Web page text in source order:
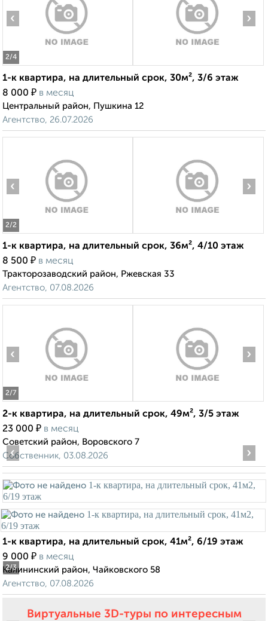
2/4
‹ ›
1-к квартира, на длительный срок, 30м², 3/6 этаж
8 000 ₽ в месяц
Центральный район, Пушкина 12
Агентство, 26.07.2026
2/2
‹ ›
1-к квартира, на длительный срок, 36м², 4/10 этаж
8 500 ₽ в месяц
Тракторозаводский район, Ржевская 33
Агентство, 07.08.2026
2/7
‹ ›
2-к квартира, на длительный срок, 49м², 3/5 этаж
23 000 ₽ в месяц
Советский район, Воровского 7
Собственник, 03.08.2026
2/3
‹ ›
1-к квартира, на длительный срок, 41м², 6/19 этаж
9 000 ₽ в месяц
Калининский район, Чайковского 58
Агентство, 07.08.2026
Виртуальные 3D-туры по интересным